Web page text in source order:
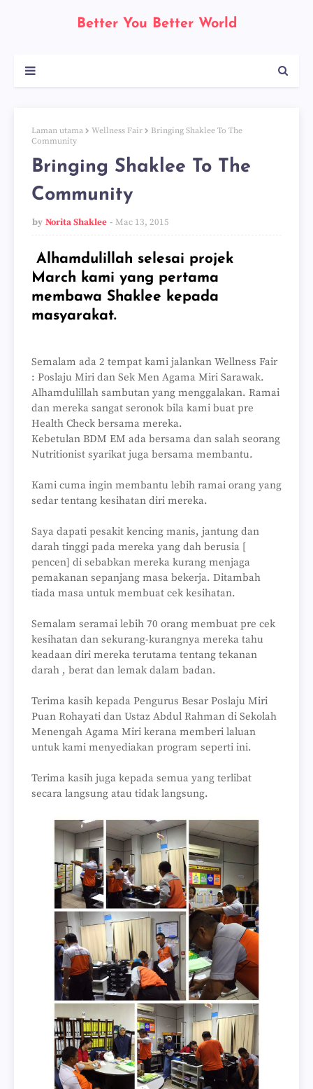
Better You Better World
Laman utama Wellness Fair
Bringing Shaklee To The
Community
Bringing Shaklee To The
Community
by Norita Shaklee Mac 13, 2015
Alhamdulillah selesai projek
March kami yang pertama
membawa Shaklee kepada
masyarakat.
Semalam ada 2 tempat kami jalankan Wellness Fair
: Poslaju Miri dan Sek Men Agama Miri Sarawak.
Alhamdulillah sambutan yang menggalakan. Ramai
dan mereka sangat seronok bila kami buat pre
Health Check bersama mereka.
Kebetulan BDM EM ada bersama dan salah seorang
Nutritionist syarikat juga bersama membantu.
Kami cuma ingin membantu lebih ramai orang yang
sedar tentang kesihatan diri mereka.
Saya dapati pesakit kencing manis, jantung dan
darah tinggi pada mereka yang dah berusia [
pencen] di sebabkan mereka kurang menjaga
pemakanan sepanjang masa bekerja. Ditambah
tiada masa untuk membuat cek kesihatan.
Semalam seramai lebih 70 orang membuat pre cek
kesihatan dan sekurang-kurangnya mereka tahu
keadaan diri mereka terutama tentang tekanan
darah , berat dan lemak dalam badan.
Terima kasih kepada Pengurus Besar Poslaju Miri
Puan Rohayati dan Ustaz Abdul Rahman di Sekolah
Menengah Agama Miri kerana memberi laluan
untuk kami menyediakan program seperti ini.
Terima kasih juga kepada semua yang terlibat
secara langsung atau tidak langsung.